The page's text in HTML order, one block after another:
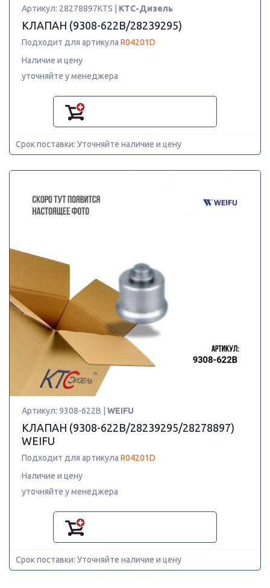
Артикул: 28278897KTS | КТС-Дизель
КЛАПАН (9308-622B/28239295)
Подходит для артикула R04201D
Наличие и цену
уточняйте у менеджера
Срок поставки: Уточняйте наличие и цену
Артикул: 9308-622B | WEIFU
КЛАПАН (9308-622B/28239295/28278897)
WEIFU
Подходит для артикула R04201D
Наличие и цену
уточняйте у менеджера
Срок поставки: Уточняйте наличие и цену